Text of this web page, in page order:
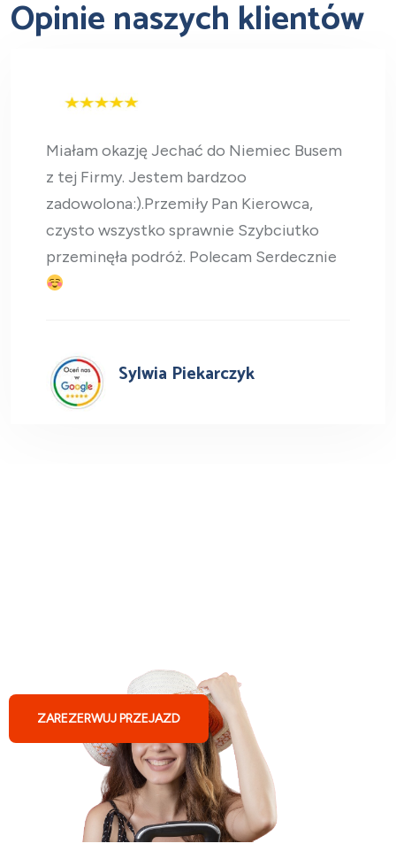
Opinie naszych klientów
Miałam okazję Jechać do Niemiec Busem
z tej Firmy. Jestem bardzoo
zadowolona:).Przemiły Pan Kierowca,
czysto wszystko sprawnie Szybciutko
przeminęła podróż. Polecam Serdecznie
Sylwia Piekarczyk
ZAREZERWUJ PRZEJAZD